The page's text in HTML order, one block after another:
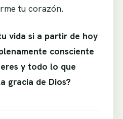
tu corazón.
vida si a partir de hoy
consciente
y todo lo que
gracia de Dios?